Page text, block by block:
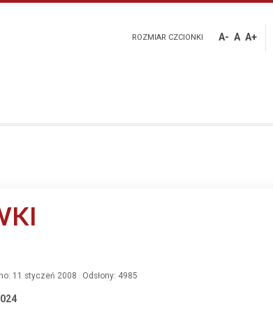
ROZMIAR CZCIONKI A- A A+
11 styczeń 2008 Odsłony: 4985